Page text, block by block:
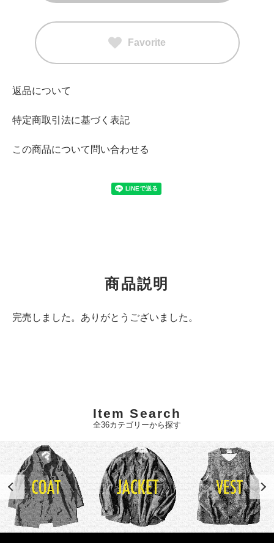
Favorite
返品について
特定商取引法に基づく表記
この商品について問い合わせる
商品説明
完売しました。ありがとうございました。
Item Search
全36カテゴリーから探す